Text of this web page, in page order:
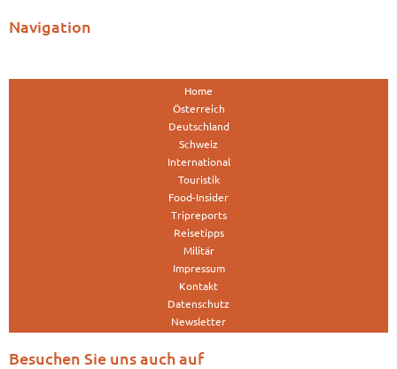
Navigation
Home
Österreich
Deutschland
Schweiz
International
Touristik
Food-Insider
Tripreports
Reisetipps
Militär
Impressum
Kontakt
Datenschutz
Newsletter
Besuchen Sie uns auch auf